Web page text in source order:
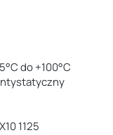
do +100°C
1125